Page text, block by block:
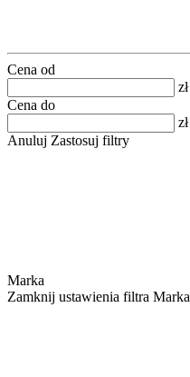
Cena od
zł
Cena do
zł
Anuluj Zastosuj filtry
Marka
Zamknij ustawienia filtra Marka